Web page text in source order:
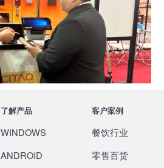
了解产品 客户案例
WINDOWS
餐饮行业
ANDROID 零售百货